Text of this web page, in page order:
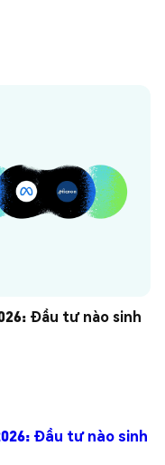
Đầu tư nào sinh
Đầu tư nào sinh